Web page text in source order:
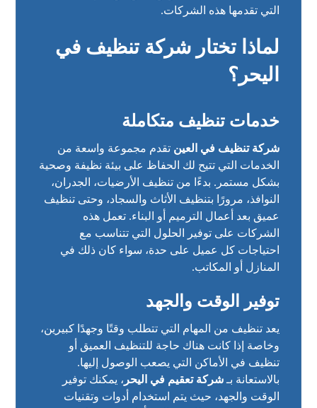
التي تقدمها هذه الشركات.
لماذا تختار شركة تنظيف في
اليحر؟
خدمات تنظيف متكاملة
شركة تنظيف في العينتقدم مجموعة واسعة من
الخدمات التي تتيح لك الحفاظ على بيئة نظيفة وصحية
بشكل مستمر. بدءًا من تنظيف الأرضيات، الجدران،
النوافذ، مرورًا بتنظيف الأثاث والسجاد، وحتى تنظيف
عميق بعد أعمال الترميم أو البناء. تعمل هذه
الشركات على توفير الحلول التي تتناسب مع
احتياجات كل عميل على حدة، سواء كان ذلك في
المنازل أو المكاتب.
توفير الوقت والجهد
يعد تنظيف من المهام التي تتطلب وقتًا وجهدًا كبيرين،
وخاصة إذا كانت هناك حاجة للتنظيف العميق أو
تنظيف في الأماكن التي يصعب الوصول إليها.
بالاستعانة بـشركة تعقيم في اليحر ، يمكنك توفير
الوقت والجهد، حيث يتم استخدام أدوات وتقنيات